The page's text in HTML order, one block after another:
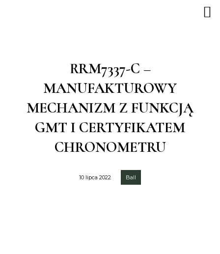
RRM7337-C –
MANUFAKTUROWY
MECHANIZM Z FUNKCJĄ
GMT I CERTYFIKATEM
CHRONOMETRU
10 lipca 2022 Ball